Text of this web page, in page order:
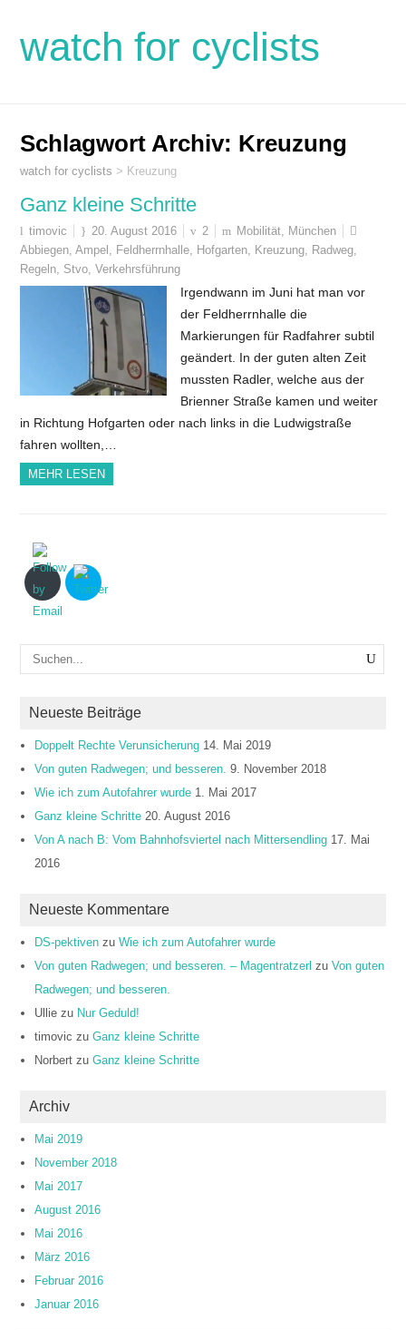
watch for cyclists
Schlagwort Archiv: Kreuzung
watch for cyclists > Kreuzung
Ganz kleine Schritte
timovic 20. August 2016 2 Mobilität, München
Abbiegen,Ampel , Feldherrnhalle, Hofgarten, Kreuzung, Radweg,
Regeln, Stvo,Verkehrsführung
Irgendwann im Juni hat man vor
der Feldherrnhalle die
Markierungen für Radfahrer subtil
geändert. In der guten alten Zeit
mussten Radler, welche aus der
Brienner Straße kamen und weiter
in Richtung Hofgarten oder nach links in die Ludwigstraße
fahren wollten,…
MEHR LESEN
Neueste Beiträge
Doppelt Rechte Verunsicherung 14. Mai 2019
Von guten Radwegen; und besseren. 9. November 2018
Wie ich zum Autofahrer wurde 1. Mai 2017
Ganz kleine Schritte 20. August 2016
Von A nach B: Vom Bahnhofsviertel nach Mittersendling 17. Mai
2016
Neueste Kommentare
DS-pektiven zuWie ich zum Autofahrer wurde
Von guten Radwegen; und besseren. – Magentratzerl zuVon guten
Radwegen; und besseren.
Ullie zu Nur Geduld!
timovic zuGanz kleine Schritte
Norbert zuGanz kleine Schritte
Archiv
Mai 2019
November 2018
Mai 2017
August 2016
Mai 2016
März 2016
Februar 2016
Januar 2016